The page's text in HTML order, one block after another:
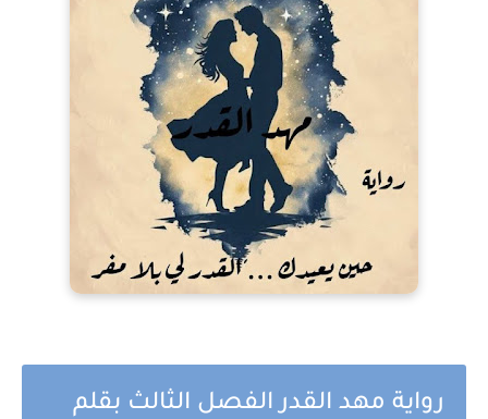
رواية مهد القدر الفصل الثالث بقلم